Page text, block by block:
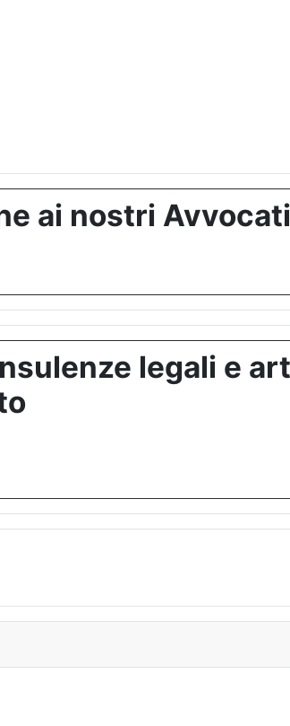
ai nostri
legali e